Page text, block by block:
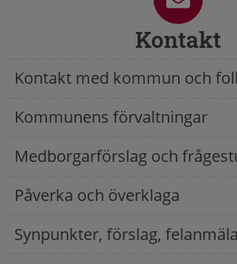
Kontakt
Kontakt med kommun och
Kommunens förvaltningar
Medborgarförslag och
Påverka och överklaga
Synpunkter, förslag,